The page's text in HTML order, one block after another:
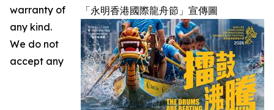
「永明香港國際龍舟節」宣傳圖
warranty of
any kind.
We do not
accept any